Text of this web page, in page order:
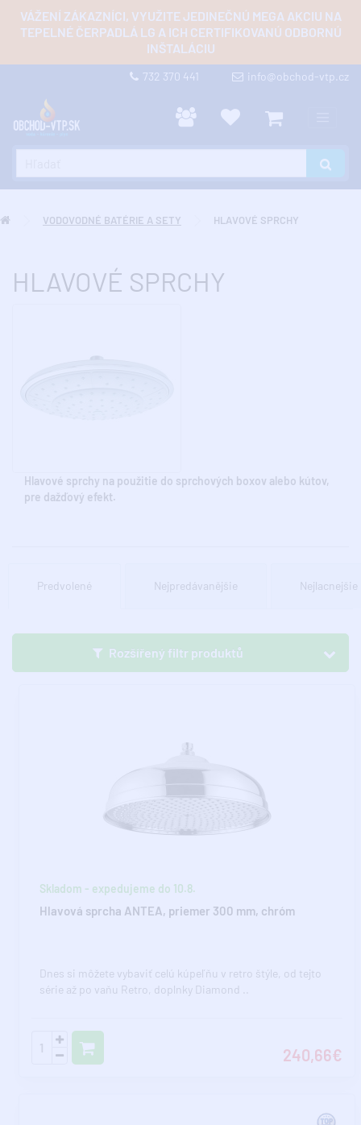
VÁŽENÍ ZÁKAZNÍCI, VYUŽITE JEDINEČNÚ MEGA AKCIU NA
TEPELNÉ ČERPADLÁ LG A ICH CERTIFIKOVANÚ ODBORNÚ
INŠTALÁCIU
732 370 441 info@obchod-vtp.cz
VODOVODNÉ BATÉRIE A SETY HLAVOVÉ SPRCHY
HLAVOVÉ SPRCHY
Hlavové sprchy na použitie do sprchových boxov alebo kútov,
pre dažďový efekt.
Predvolené Nejpredávanějšie Nejlacnejšie
Rozšířený filtr produktů
Skladom - expedujeme do 10.8.
Hlavová sprcha ANTEA, priemer 300 mm, chróm
Dnes si môžete vybaviť celú kúpeľňu v retro štýle, od tejto
série až po vaňu Retro, doplnky Diamond ..
240,66€